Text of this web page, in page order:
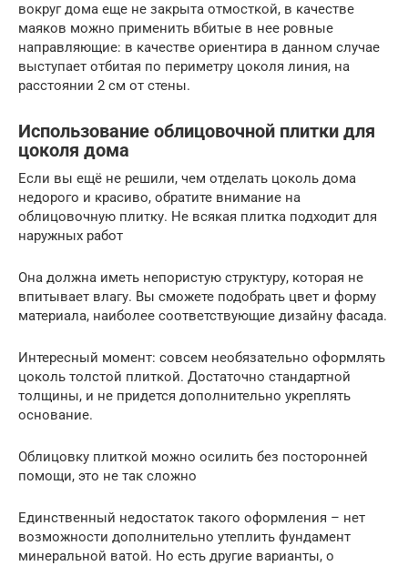
вокруг дома еще не закрыта отмосткой, в качестве
маяков можно применить вбитые в нее ровные
направляющие: в качестве ориентира в данном случае
выступает отбитая по периметру цоколя линия, на
расстоянии 2 см от стены.
Использование облицовочной плитки для
цоколя дома
Если вы ещё не решили, чем отделать цоколь дома
недорого и красиво, обратите внимание на
облицовочную плитку. Не всякая плитка подходит для
наружных работ
Она должна иметь непористую структуру, которая не
впитывает влагу. Вы сможете подобрать цвет и форму
материала, наиболее соответствующие дизайну фасада.
Интересный момент: совсем необязательно оформлять
цоколь толстой плиткой. Достаточно стандартной
толщины, и не придется дополнительно укреплять
основание.
Облицовку плиткой можно осилить без посторонней
помощи, это не так сложно
Единственный недостаток такого оформления – нет
возможности дополнительно утеплить фундамент
минеральной ватой. Но есть другие варианты, о